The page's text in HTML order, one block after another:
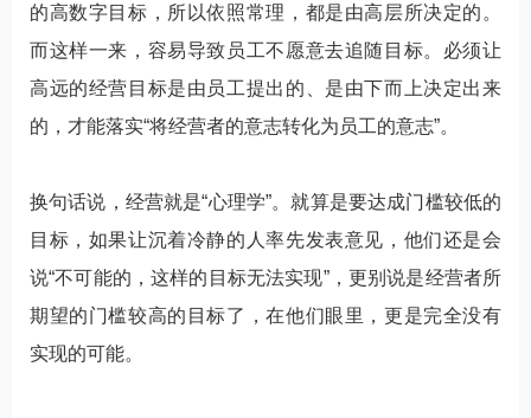
的高数字目标，所以依照常理，都是由高层所决定的。
而这样一来，容易导致员工不愿意去追随目标。必须让
高远的经营目标是由员工提出的、是由下而上决定出来
的，才能落实“将经营者的意志转化为员工的意志”。
换句话说，经营就是“心理学”。就算是要达成门槛较低的
目标，如果让沉着冷静的人率先发表意见，他们还是会
说“不可能的，这样的目标无法实现”，更别说是经营者所
期望的门槛较高的目标了，在他们眼里，更是完全没有
实现的可能。